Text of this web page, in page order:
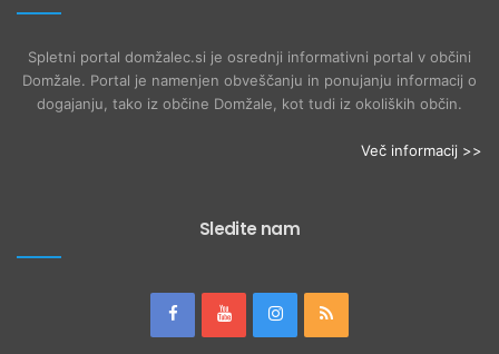
Spletni portal domžalec.si je osrednji informativni portal v občini
Domžale. Portal je namenjen obveščanju in ponujanju informacij o
dogajanju, tako iz občine Domžale, kot tudi iz okoliških občin.
Več informacij >>
Sledite nam